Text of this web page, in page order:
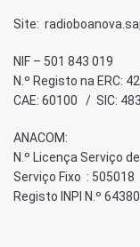
Site:
NIF – 501 843 019
N.º Registo na ERC:
CAE: 60100 / SIC:
ANACOM:
N.º Licença Serviço
Serviço Fixo : 505018
Registo INPI N.º